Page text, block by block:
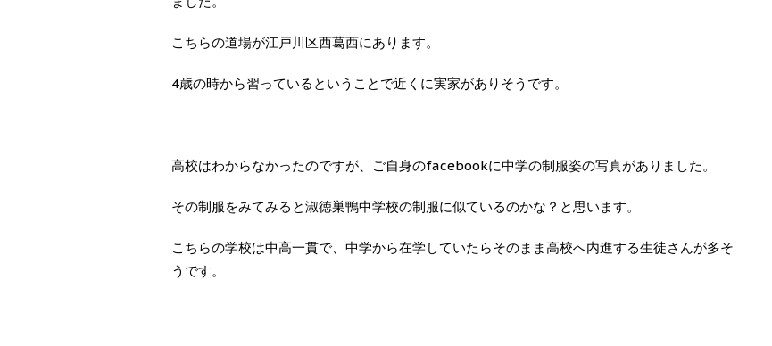
こちらの道場が江戸川区西葛西にあります。
4歳の時から習っているということで近くに実家がありそうです。
高校はわからなかったのですが、ご自身のfacebookに中学の制服姿の写真がありました。
その制服をみてみると淑徳巣鴨中学校の制服に似ているのかな？と思います。
こちらの学校は中高一貫で、中学から在学していたらそのまま高校へ内進する生徒さんが多そ
うです。